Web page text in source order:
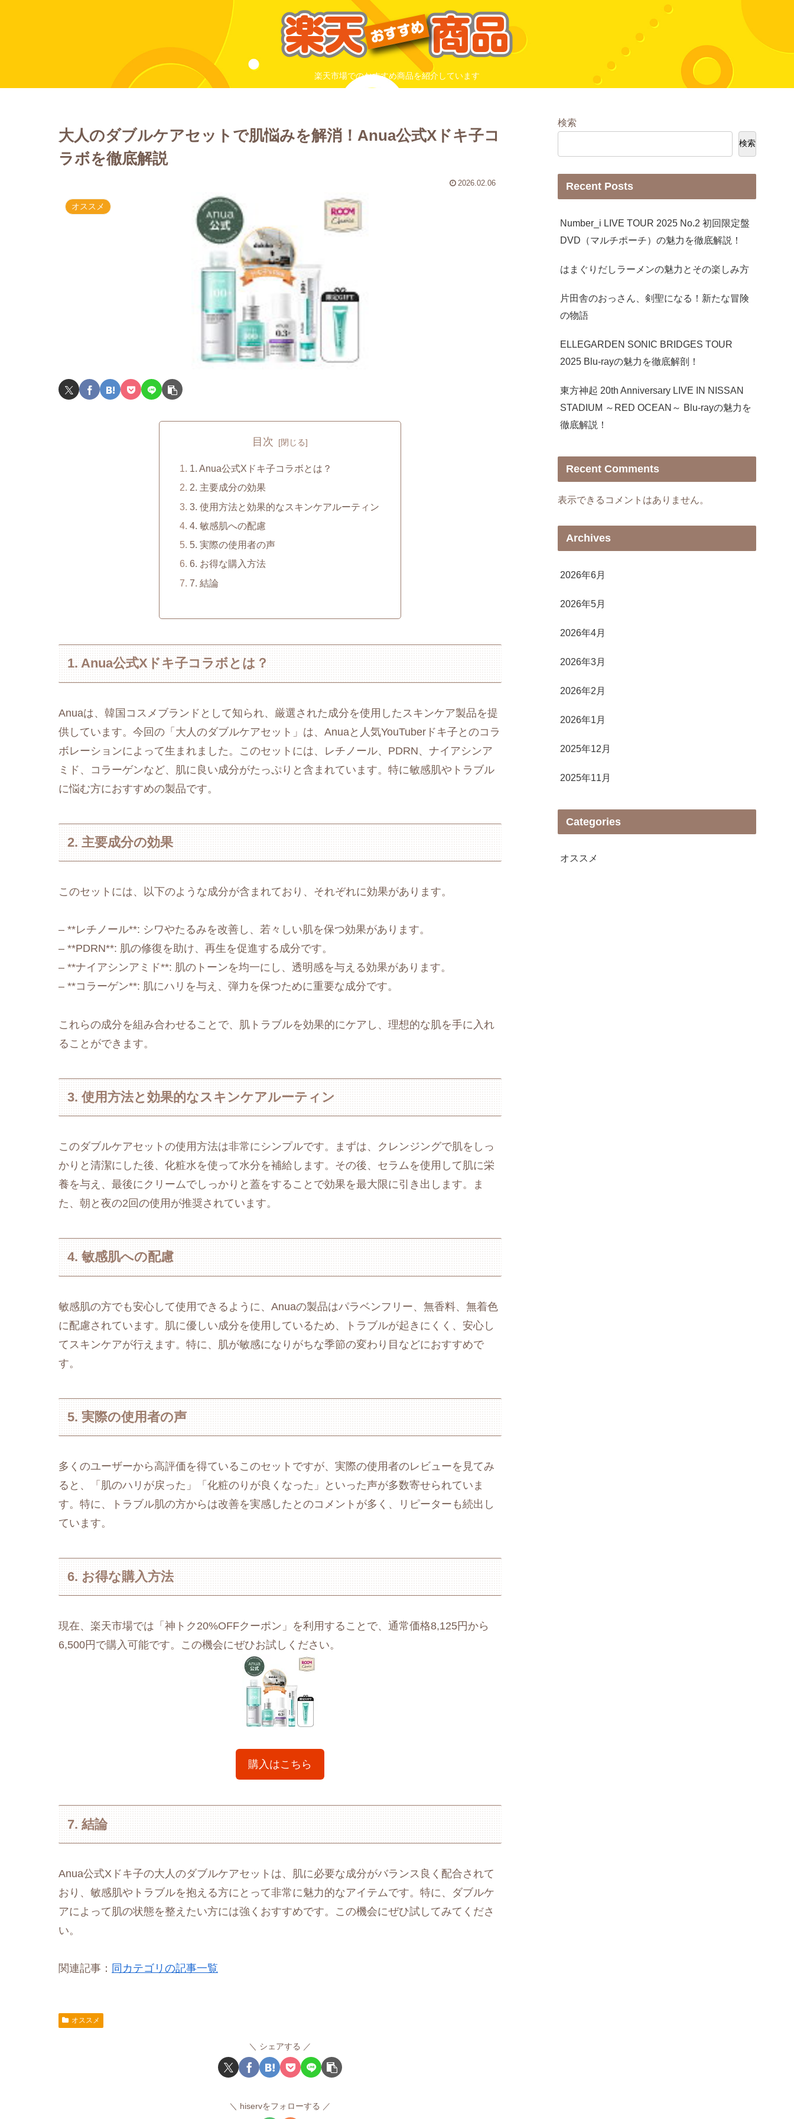
楽天市場でのおすすめ商品を紹介しています
大人のダブルケアセットで肌悩みを解消！Anua公式Xドキ子コ
ラボを徹底解説
2026.02.06
オススメ
目次
1. Anua公式Xドキ子コラボとは？
2. 主要成分の効果
3. 使用方法と効果的なスキンケアルーティン
4. 敏感肌への配慮
5. 実際の使用者の声
6. お得な購入方法
7. 結論
1. Anua公式Xドキ子コラボとは？
Anuaは、韓国コスメブランドとして知られ、厳選された成分を使用したスキンケア製品を提
供しています。今回の「大人のダブルケアセット」は、Anuaと人気YouTuberドキ子とのコラ
ボレーションによって生まれました。このセットには、レチノール、PDRN、ナイアシンア
ミド、コラーゲンなど、肌に良い成分がたっぷりと含まれています。特に敏感肌やトラブル
に悩む方におすすめの製品です。
2. 主要成分の効果
このセットには、以下のような成分が含まれており、それぞれに効果があります。
– **レチノール**: シワやたるみを改善し、若々しい肌を保つ効果があります。
– **PDRN**: 肌の修復を助け、再生を促進する成分です。
– **ナイアシンアミド**: 肌のトーンを均一にし、透明感を与える効果があります。
– **コラーゲン**: 肌にハリを与え、弾力を保つために重要な成分です。
これらの成分を組み合わせることで、肌トラブルを効果的にケアし、理想的な肌を手に入れ
ることができます。
3. 使用方法と効果的なスキンケアルーティン
このダブルケアセットの使用方法は非常にシンプルです。まずは、クレンジングで肌をしっ
かりと清潔にした後、化粧水を使って水分を補給します。その後、セラムを使用して肌に栄
養を与え、最後にクリームでしっかりと蓋をすることで効果を最大限に引き出します。ま
た、朝と夜の2回の使用が推奨されています。
4. 敏感肌への配慮
敏感肌の方でも安心して使用できるように、Anuaの製品はパラベンフリー、無香料、無着色
に配慮されています。肌に優しい成分を使用しているため、トラブルが起きにくく、安心し
てスキンケアが行えます。特に、肌が敏感になりがちな季節の変わり目などにおすすめで
す。
5. 実際の使用者の声
多くのユーザーから高評価を得ているこのセットですが、実際の使用者のレビューを見てみ
ると、「肌のハリが戻った」「化粧のりが良くなった」といった声が多数寄せられていま
す。特に、トラブル肌の方からは改善を実感したとのコメントが多く、リピーターも続出し
ています。
6. お得な購入方法
現在、楽天市場では「神トク20%OFFクーポン」を利用することで、通常価格8,125円から
6,500円で購入可能です。この機会にぜひお試しください。
購入はこちら
7. 結論
Anua公式Xドキ子の大人のダブルケアセットは、肌に必要な成分がバランス良く配合されて
おり、敏感肌やトラブルを抱える方にとって非常に魅力的なアイテムです。特に、ダブルケ
アによって肌の状態を整えたい方には強くおすすめです。この機会にぜひ試してみてくださ
い。
関連記事： 同カテゴリの記事一覧
オススメ
シェアする
hiservをフォローする
検索
検索
Recent Posts
Number_i LIVE TOUR 2025 No.2 初回限定盤
DVD（マルチポーチ）の魅力を徹底解説！
はまぐりだしラーメンの魅力とその楽しみ方
片田舎のおっさん、剣聖になる！新たな冒険
の物語
ELLEGARDEN SONIC BRIDGES TOUR
2025 Blu-rayの魅力を徹底解剖！
東方神起 20th Anniversary LIVE IN NISSAN
STADIUM ～RED OCEAN～ Blu-rayの魅力を
徹底解説！
Recent Comments
表示できるコメントはありません。
Archives
2026年6月
2026年5月
2026年4月
2026年3月
2026年2月
2026年1月
2025年12月
2025年11月
Categories
オススメ